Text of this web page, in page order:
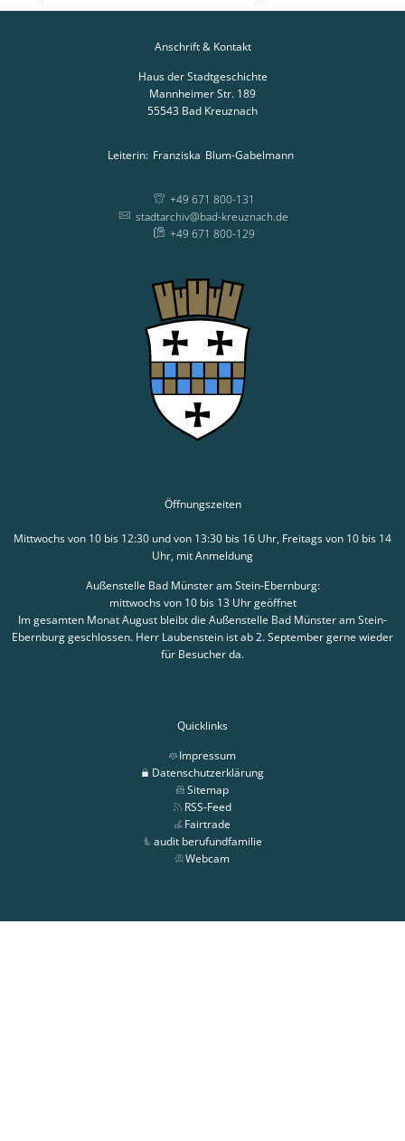
Anschrift & Kontakt
Haus der Stadtgeschichte
Mannheimer Str. 189
55543 Bad Kreuznach
Leiterin: Franziska Blum-Gabelmann
+49 671 800-131
stadtarchiv@bad-kreuznach.de
+49 671 800-129
Öffnungszeiten
Mittwochs von 10 bis 12:30 und von 13:30 bis 16 Uhr, Freitags von 10 bis 14
Uhr, mit Anmeldung
Außenstelle Bad Münster am Stein-Ebernburg:
mittwochs von 10 bis 13 Uhr geöffnet
Im gesamten Monat August bleibt die Außenstelle Bad Münster am Stein-
Ebernburg geschlossen. Herr Laubenstein ist ab 2. September gerne wieder
für Besucher da.
Quicklinks
Impressum
Datenschutzerklärung
Sitemap
RSS-Feed
Fairtrade
audit berufundfamilie
Webcam